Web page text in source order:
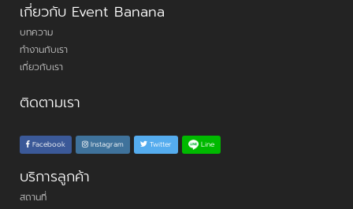
เกี่ยวกับ Event Banana
บทความ
ทำงานกับเรา
เกี่ยวกับเรา
ติดตามเรา
Facebook Instagram Twitter Line
บริการลูกค้า
สถานที่